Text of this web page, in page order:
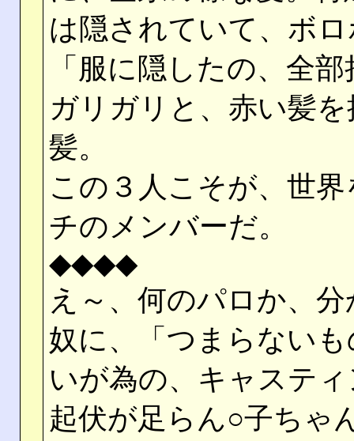
は隠されていて、ボ
「服に隠したの、全
ガリガリと、赤い髪
髪。
この３人こそが、世
チのメンバーだ。
◆◆◆◆
え～、何のパロか、
奴に、「つまらない
いが為の、キャステ
起伏が足らん○子ちゃ